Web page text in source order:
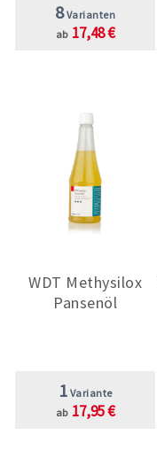
8Varianten
ab 17,48 €
WDT Methysilox
Pansenöl
1 Variante
ab 17,95 €